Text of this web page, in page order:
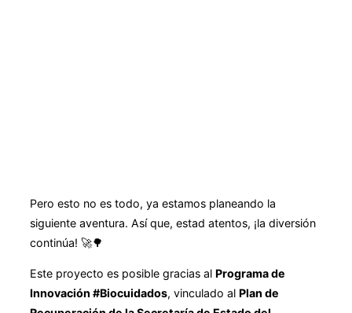
Pero esto no es todo, ya estamos planeando la
siguiente aventura. Así que, estad atentos, ¡la diversión
continúa! 🚀🌳
Este proyecto es posible gracias al Programa de
Innovación #Biocuidados, vinculado al Plan de